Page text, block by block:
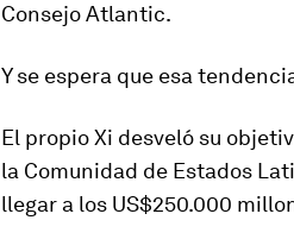
Consejo Atlantic.
Y se espera que esa
El propio Xi desveló su
la Comunidad de Estados
llegar a los US$250.000